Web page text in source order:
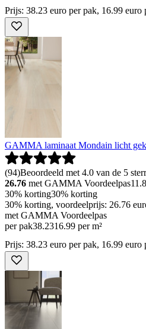
Prijs: 38.23 euro per pak, 16.99 euro
GAMMA laminaat Mondain licht
(94)Beoordeeld met 4.0 van de 5
26.76 met GAMMA Voordeelpas
30% korting30% korting
30% korting, voordeelprijs: 26.76
met GAMMA Voordeelpas
per pak38.2316.99 per m²
Prijs: 38.23 euro per pak, 16.99 euro